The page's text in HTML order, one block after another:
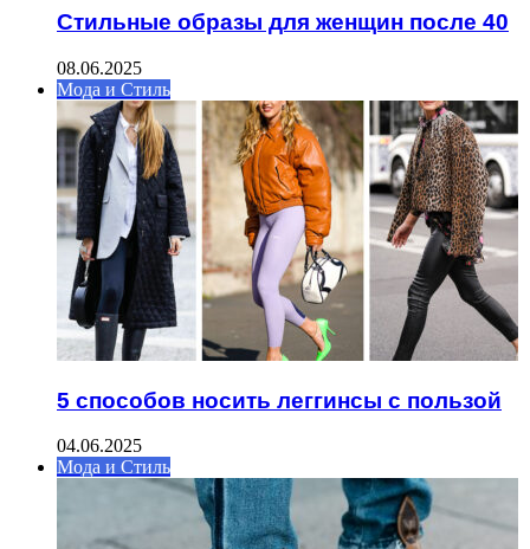
Стильные образы для женщин после 40
08.06.2025
Мода и Стиль
5 способов носить леггинсы с пользой
04.06.2025
Мода и Стиль